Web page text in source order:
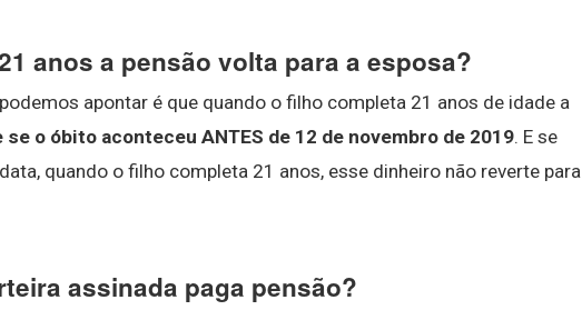
anos a pensão volta para a esposa?
apontar é que quando o filho completa 21 anos de idade a
se o óbito aconteceu ANTES de 12 de novembro de 2019. E se
quando o filho completa 21 anos, esse dinheiro não reverte para
assinada paga pensão?